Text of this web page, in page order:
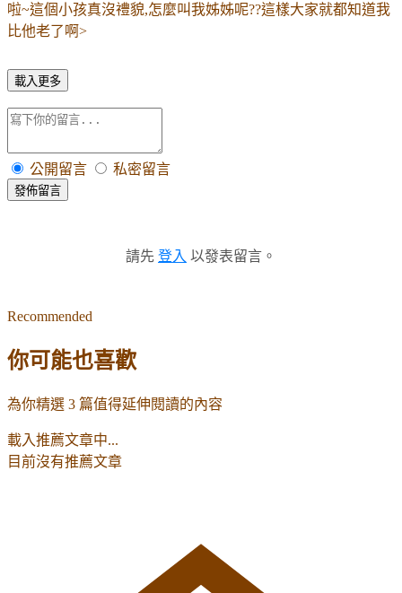
啦~這個小孩真沒禮貌,怎麼叫我姊姊呢??這樣大家就都知道我
比他老了啊>
載入更多
公開留言 私密留言
發佈留言
請先 登入 以發表留言。
Recommended
你可能也喜歡
為你精選 3 篇值得延伸閱讀的內容
載入推薦文章中...
目前沒有推薦文章